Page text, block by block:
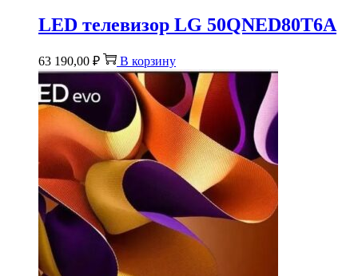
LED телевизор LG 50QNED80T6A
63 190,00 ₽ В корзину